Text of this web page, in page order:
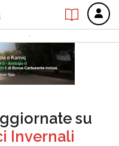
su
Invernali